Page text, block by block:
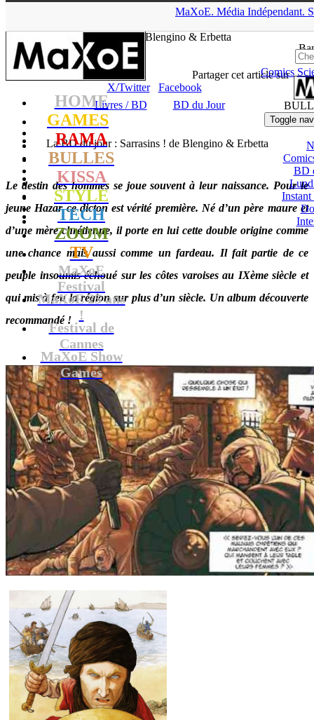
MaXoE. Média Indépendant.
HOME
GAMES
RAMA
BULLES
KISSA
STYLE
TECH
ZOOM
TV
MaXoE
Festival
MaXoE 25 ans
!
Festival de
Cannes
MaXoE Show
Games
Comics
Toggle
BD
Instant
Sarrasins ! de Blengino & Erbetta
Partager cet article sur
X/Twitter
Facebook
Livres / BD
BD du Jour
La BD du jour : Sarrasins ! de Blengino & Erbetta
Le destin des hommes se joue souvent à leur naissance. Pour le
jeune Hazar ce dicton est vérité première. Né d’un père maure et
d’une mère chrétienne, il porte en lui cette double origine comme
une chance mais aussi comme un fardeau. Il fait partie de ce
peuple insoumis échoué sur les côtes varoises au IXème siècle et
qui mis à feu la région sur plus d’un siècle. Un album découverte
recommandé !